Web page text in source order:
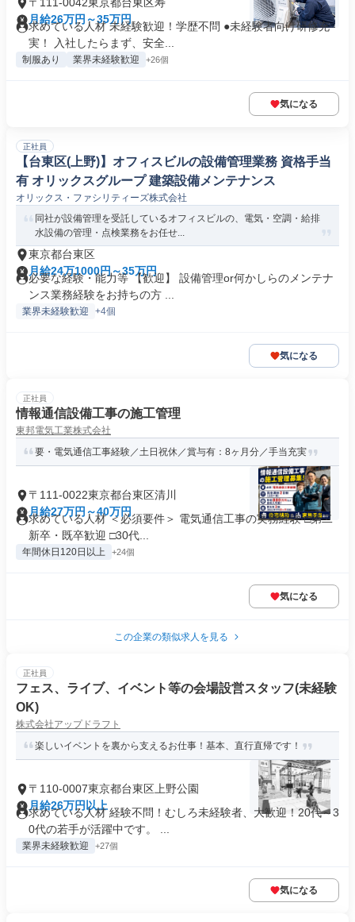
月給26万円～35万円
求めている人材 未経験歓迎！学歴不問 ●未経験者向け研修充
実！ 入社したらまず、安全...
制服あり 業界未経験歓迎 +26個
気になる
正社員
【台東区(上野)】オフィスビルの設備管理業務 資格手当
有 オリックスグループ 建築設備メンテナンス
オリックス・ファシリティーズ株式会社
同社が設備管理を受託しているオフィスビルの、電気・空調・給排
水設備の管理・点検業務をお任せ...
東京都台東区
月給24万1000円～35万円
必要な経験・能力等 【歓迎】 設備管理or何かしらのメンテナ
ンス業務経験をお持ちの方 ...
業界未経験歓迎 +4個
気になる
正社員
情報通信設備工事の施工管理
東邦電気工業株式会社
要・電気通信工事経験／土日祝休／賞与有：8ヶ月分／手当充実
〒111-0022東京都台東区清川
月給27万円～40万円
求めている人材 ＜必須要件＞ 電気通信工事の実務経験 □第二
新卒・既卒歓迎 □30代...
年間休日120日以上 +24個
気になる
この企業の類似求人を見る
正社員
フェス、ライブ、イベント等の会場設営スタッフ(未経験
OK)
株式会社アップドラフト
楽しいイベントを裏から支えるお仕事！基本、直行直帰です！
〒110-0007東京都台東区上野公園
月給26万円以上
求めている人材 経験不問！むしろ未経験者、大歓迎！20代～3
0代の若手が活躍中です。 ...
業界未経験歓迎 +27個
気になる